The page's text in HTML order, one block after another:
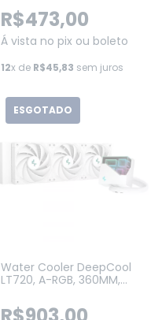
BKAMMN-G-1)
R$473,00
Á vista no pix ou boleto
12x de R$45,83 sem juros
ESGOTADO
Water Cooler DeepCool
LT720, A-RGB, 360MM,
WHAMNF-G-1)